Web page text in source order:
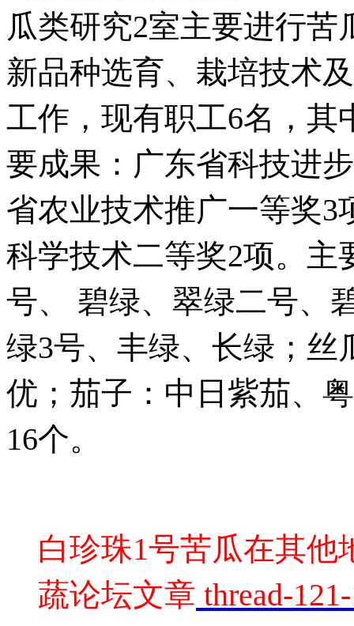
瓜类研究2室主要进行
新品种选育、栽培技术
工作，现有职工6名，其
要成果：广东省科技进
省农业技术推广一等奖3
科学技术二等奖2项。主
号、 碧绿、翠绿二号、
绿3号、丰绿、长绿；丝
优；茄子：中日紫茄、
16个。
白珍珠1号苦瓜在其
蔬论坛文章 thread-